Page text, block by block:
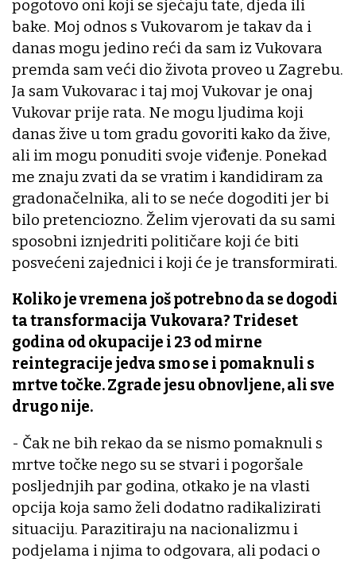
pogotovo oni koji se sjećaju tate, djeda ili
bake. Moj odnos s Vukovarom je takav da i
danas mogu jedino reći da sam iz Vukovara
premda sam veći dio života proveo u Zagrebu.
Ja sam Vukovarac i taj moj Vukovar je onaj
Vukovar prije rata. Ne mogu ljudima koji
danas žive u tom gradu govoriti kako da žive,
ali im mogu ponuditi svoje viđenje. Ponekad
me znaju zvati da se vratim i kandidiram za
gradonačelnika, ali to se neće dogoditi jer bi
bilo pretenciozno. Želim vjerovati da su sami
sposobni iznjedriti političare koji će biti
posvećeni zajednici i koji će je transformirati.
Koliko je vremena još potrebno da se dogodi
ta transformacija Vukovara? Trideset
godina od okupacije i 23 od mirne
reintegracije jedva smo se i pomaknuli s
mrtve točke. Zgrade jesu obnovljene, ali sve
drugo nije.
- Čak ne bih rekao da se nismo pomaknuli s
mrtve točke nego su se stvari i pogoršale
posljednjih par godina, otkako je na vlasti
opcija koja samo želi dodatno radikalizirati
situaciju. Parazitiraju na nacionalizmu i
podjelama i njima to odgovara, ali podaci o